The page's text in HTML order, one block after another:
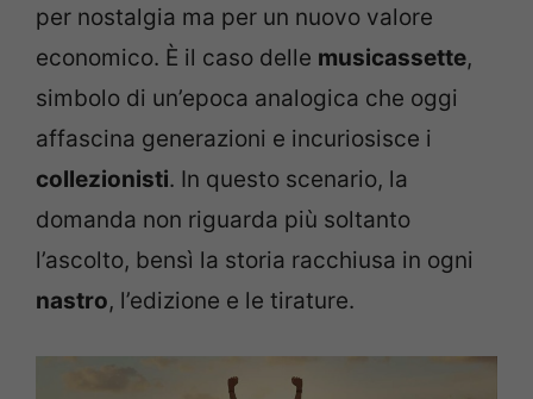
per nostalgia ma per un nuovo valore
economico. È il caso delle musicassette,
simbolo di un’epoca analogica che oggi
affascina generazioni e incuriosisce i
collezionisti. In questo scenario, la
domanda non riguarda più soltanto
l’ascolto, bensì la storia racchiusa in ogni
nastro, l’edizione e le tirature.